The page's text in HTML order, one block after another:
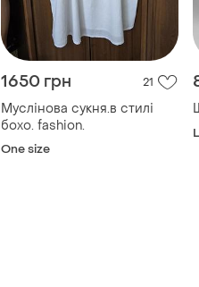
1650 грн 21
Муслінова сукня.в стилі
бохо. fashion.
One size
L